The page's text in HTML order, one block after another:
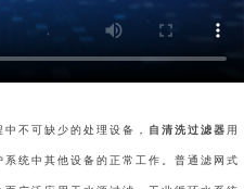
中不可缺少的处理设备， 自清洗过滤器 用
统中其他设备的正常工作。普通滤网式